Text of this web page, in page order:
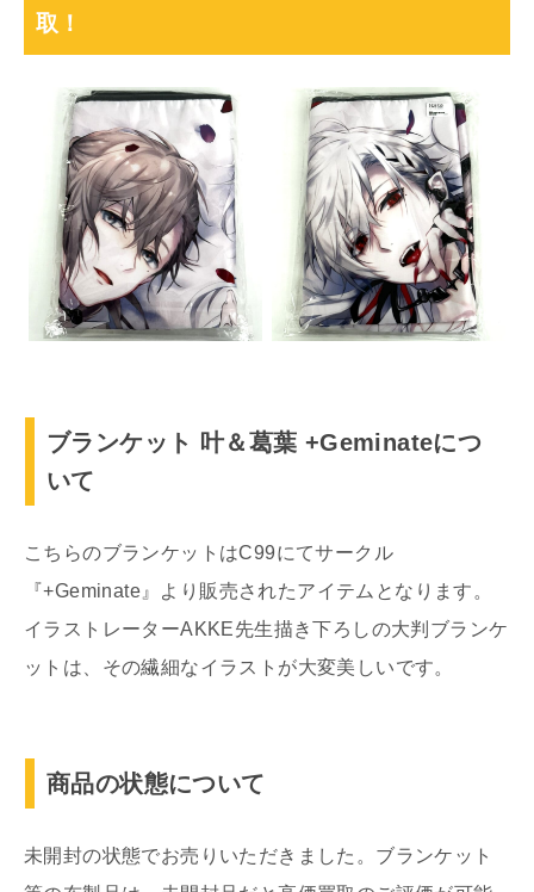
取！
ブランケット 叶＆葛葉 +Geminateにつ
いて
こちらのブランケットはC99にてサークル
『+Geminate』より販売されたアイテムとなります。
イラストレーターAKKE先生描き下ろしの大判ブランケ
ットは、その繊細なイラストが大変美しいです。
商品の状態について
未開封の状態でお売りいただきました。ブランケット